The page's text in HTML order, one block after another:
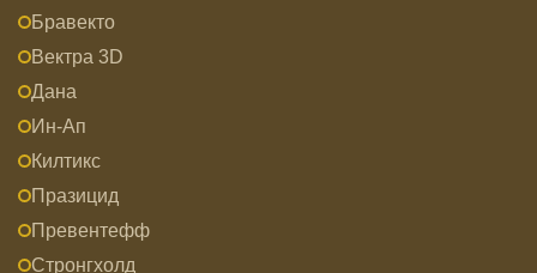
Бравекто
Вектра 3D
Дана
Ин-Ап
Килтикс
Празицид
Превентефф
Стронгхолд